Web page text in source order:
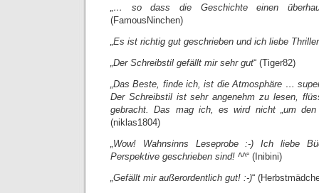
„… so dass die Geschichte einen
(FamousNinchen)
„Es ist richtig gut geschrieben und ich liebe
„Der Schreibstil gefällt mir sehr gut“ (Tiger82)
„Das Beste, finde ich, ist die Atmosphäre …
Der Schreibstil ist sehr angenehm zu lesen,
gebracht. Das mag ich, es wird nicht „um den
(niklas1804)
„Wow! Wahnsinns Leseprobe :-) Ich liebe
Perspektive geschrieben sind! ^^“ (Inibini)
„Gefällt mir außerordentlich gut! :-)“